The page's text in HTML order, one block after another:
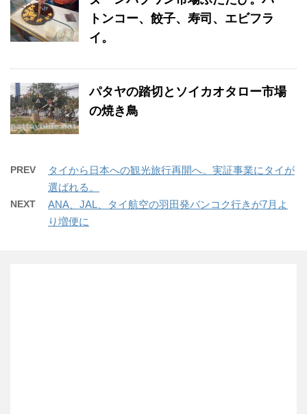
トンコー、餃子、寿司、エビフラ
イ。
パタヤの踏切とソイカオタロー市場
の焼き鳥
PREV
タイから日本への観光旅行再開へ。実証事業にタイが
選ばれる。
NEXT
ANA、JAL、タイ航空の羽田発バンコク行きが7月よ
り増便に